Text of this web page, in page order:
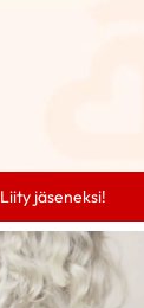
Liity jäseneksi!